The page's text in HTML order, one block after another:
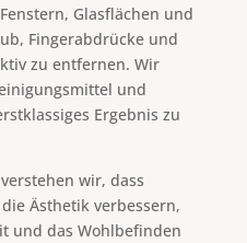
Glasflächen und
Fingerabdrücke und
zu entfernen. Wir
und
Ergebnis zu
wir, dass
Ästhetik verbessern,
und das Wohlbefinden